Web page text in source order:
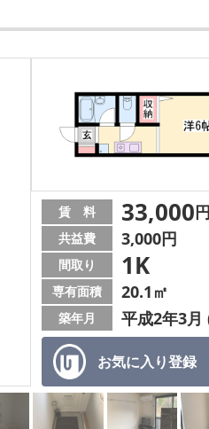
お気に入り登録
賃 料 33,000円
共益費 3,000円
間取り 1K
専有面積 20.1㎡
築年月 平成2年3月